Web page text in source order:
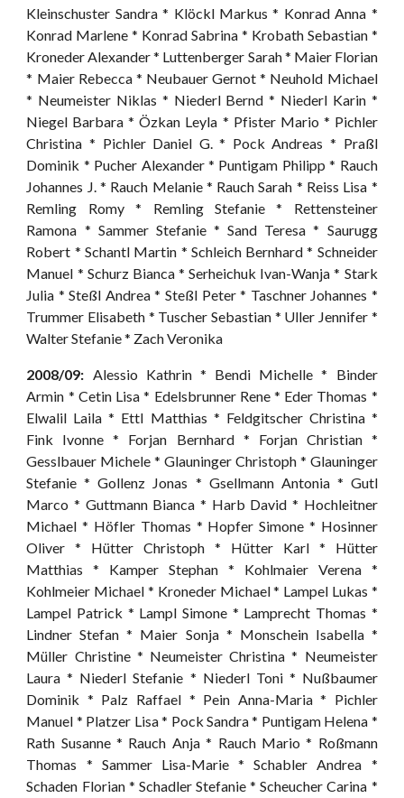
Kleinschuster Sandra * Klöckl Markus * Konrad Anna *
Konrad Marlene * Konrad Sabrina * Krobath Sebastian *
Kroneder Alexander * Luttenberger Sarah * Maier Florian
* Maier Rebecca * Neubauer Gernot * Neuhold Michael
* Neumeister Niklas * Niederl Bernd * Niederl Karin *
Niegel Barbara * Özkan Leyla * Pfister Mario * Pichler
Christina * Pichler Daniel G. * Pock Andreas * Praßl
Dominik * Pucher Alexander * Puntigam Philipp * Rauch
Johannes J. * Rauch Melanie * Rauch Sarah * Reiss Lisa *
Remling Romy * Remling Stefanie * Rettensteiner
Ramona * Sammer Stefanie * Sand Teresa * Saurugg
Robert * Schantl Martin * Schleich Bernhard * Schneider
Manuel * Schurz Bianca * Serheichuk Ivan-Wanja * Stark
Julia * Steßl Andrea * Steßl Peter * Taschner Johannes *
Trummer Elisabeth * Tuscher Sebastian * Uller Jennifer *
Walter Stefanie * Zach Veronika
2008/09: Alessio Kathrin * Bendi Michelle * Binder
Armin * Cetin Lisa * Edelsbrunner Rene * Eder Thomas *
Elwalil Laila * Ettl Matthias * Feldgitscher Christina *
Fink Ivonne * Forjan Bernhard * Forjan Christian *
Gesslbauer Michele * Glauninger Christoph * Glauninger
Stefanie * Gollenz Jonas * Gsellmann Antonia * Gutl
Marco * Guttmann Bianca * Harb David * Hochleitner
Michael * Höfler Thomas * Hopfer Simone * Hosinner
Oliver * Hütter Christoph * Hütter Karl * Hütter
Matthias * Kamper Stephan * Kohlmaier Verena *
Kohlmeier Michael * Kroneder Michael * Lampel Lukas *
Lampel Patrick * Lampl Simone * Lamprecht Thomas *
Lindner Stefan * Maier Sonja * Monschein Isabella *
Müller Christine * Neumeister Christina * Neumeister
Laura * Niederl Stefanie * Niederl Toni * Nußbaumer
Dominik * Palz Raffael * Pein Anna-Maria * Pichler
Manuel * Platzer Lisa * Pock Sandra * Puntigam Helena *
Rath Susanne * Rauch Anja * Rauch Mario * Roßmann
Thomas * Sammer Lisa-Marie * Schabler Andrea *
Schaden Florian * Schadler Stefanie * Scheucher Carina *